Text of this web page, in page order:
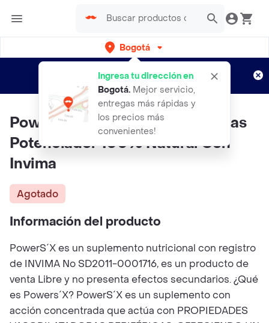
Bogotá
Ingresa tu dirección en
Bogotá. Mejor servicio,
entregas más rápidas y
los precios más
convenientes!
envíos gratis por semanas
Aplican TyC
Power Sex Sachet Con 4 Pastillas
Potenciador 100% Natural Con
Invima
Agotado
Información del producto
PowerS´X es un suplemento nutricional con registro
de INVIMA No SD2011-0001716, es un producto de
venta Libre y no presenta efectos secundarios. ¿Qué
es Powers´X? PowerS´X es un suplemento con
acción concentrada que actúa con PROPIEDADES